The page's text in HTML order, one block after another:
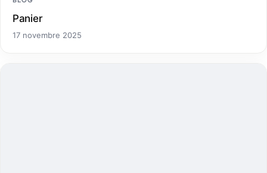
Panier
17 novembre 2025